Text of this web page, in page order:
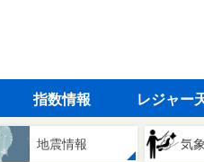
指数情報 レジャー
地震情報 気